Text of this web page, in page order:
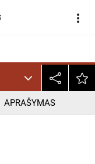
more_vert
APRAŠYMAS